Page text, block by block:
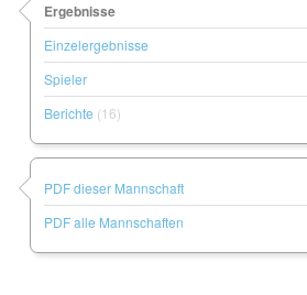
Ergebnisse
Einzelergebnisse
Spieler
Berichte (16)
PDF dieser Mannschaft
PDF alle Mannschaften